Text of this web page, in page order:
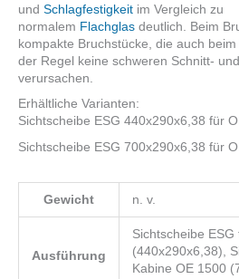
und Schlagfestigkeit im Vergleich zu
normalem Flachglas deutlich. Beim
kompakte Bruchstücke, die auch
der Regel keine schweren Schnitt-
verursachen.
Erhältliche Varianten:
Sichtscheibe ESG 440x290x6,38 für
Sichtscheibe ESG 700x290x6,38 für
Gewicht n. v.
Ausführung
Sichtscheibe
(440x290x6,38),
Kabine OE 1500